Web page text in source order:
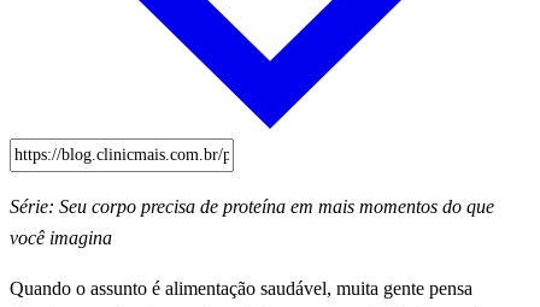
Série: Seu corpo precisa de proteína em mais momentos do que
você imagina
Quando o assunto é alimentação saudável, muita gente pensa